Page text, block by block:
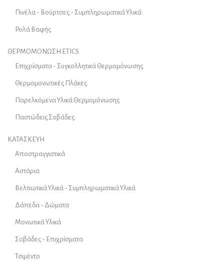
Πινέλα - Βούρτσες - Συμπληρωματικά Υλικά
Ρολά Βαφής
ΘΕΡΜΟΜΟΝΩΣΗ ETICS
Επιχρίσματα - Συγκολλητικά Θερμομόνωσης
Θερμομονωτικές Πλάκες
Παρελκόμενα Υλικά Θερμομόνωσης
Παστώδεις Σοβάδες
ΚΑΤΑΣΚΕΥΗ
Αποστραγγιστικά
Αστάρια
Βελτιωτικά Υλικά - Συμπληρωματικά Υλικά
Δάπεδα - Δώματα
Μονωτικά Υλικά
Σοβάδες - Επιχρίσματα
Τσιμέντο